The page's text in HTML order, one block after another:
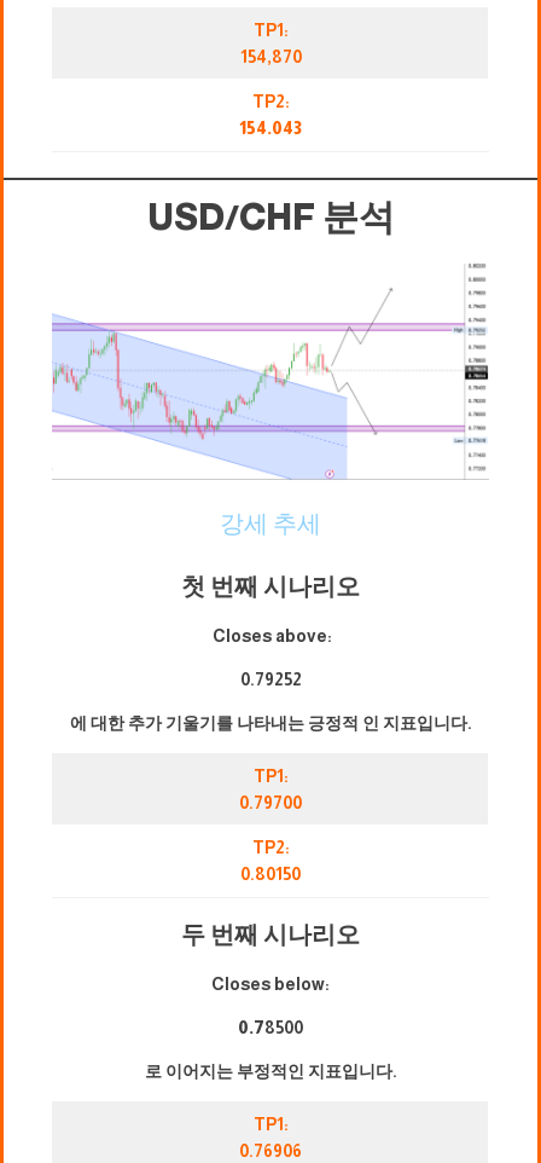
TP1:
154,870
TP2:
154.043
USD/CHF 분석
강세 추세
첫 번째 시나리오
Closes above:
0.79252
에 대한 추가 기울기를 나타내는 긍정적 인 지표입니다.
TP1:
0.79700
TP2:
0.80150
두 번째 시나리오
Closes below:
0.78500
로 이어지는 부정적인 지표입니다.
TP1:
0.76906